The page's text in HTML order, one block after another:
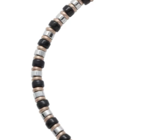
LÁSKA ❤
VŠE O NÁKUPU
KONTAKT